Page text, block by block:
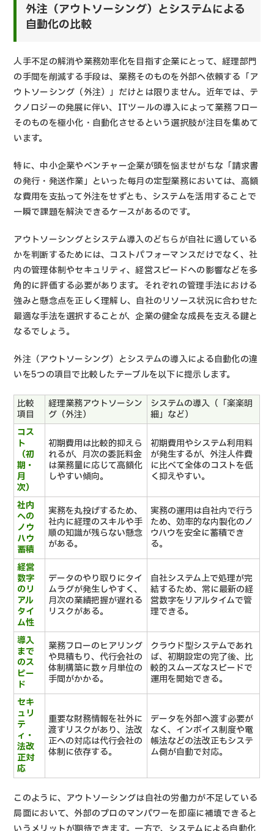
外注（アウトソーシング）とシステムによる
自動化の比較
人手不足の解消や業務効率化を目指す企業にとって、経理部門
の手間を削減する手段は、業務そのものを外部へ依頼する「ア
ウトソーシング（外注）」だけとは限りません。近年では、テ
クノロジーの発展に伴い、ITツールの導入によって業務フロー
そのものを極小化・自動化させるという選択肢が注目を集めて
います。
特に、中小企業やベンチャー企業が頭を悩ませがちな「請求書
の発行・発送作業」といった毎月の定型業務においては、高額
な費用を支払って外注をせずとも、システムを活用することで
一瞬で課題を解決できるケースがあるのです。
アウトソーシングとシステム導入のどちらが自社に適している
かを判断するためには、コストパフォーマンスだけでなく、社
内の管理体制やセキュリティ、経営スピードへの影響などを多
角的に評価する必要があります。それぞれの管理手法における
強みと懸念点を正しく理解し、自社のリソース状況に合わせた
最適な手法を選択することが、企業の健全な成長を支える鍵と
なるでしょう。
外注（アウトソーシング）とシステムの導入による自動化の違
いを5つの項目で比較したテーブルを以下に提示します。
比較
項目
経理業務アウトソーシン
グ（外注）
システムの導入（「楽楽明
細」など）
コス
ト
（初
期・
月
次）
初期費用は比較的抑えら
れるが、月次の委託料金
は業務量に応じて高額化
しやすい傾向。
初期費用やシステム利用料
が発生するが、外注人件費
に比べて全体のコストを低
く抑えやすい。
社内
への
ノウ
ハウ
蓄積
実務を丸投げするため、
社内に経理のスキルや手
順の知識が残らない懸念
がある。
実務の運用は自社内で行う
ため、効率的な内製化のノ
ウハウを安全に蓄積でき
る。
経営
数字
のリ
アル
タイ
ム性
データのやり取りにタイ
ムラグが発生しやすく、
月次の業績把握が遅れる
リスクがある。
自社システム上で処理が完
結するため、常に最新の経
営数字をリアルタイムで管
理できる。
導入
まで
のス
ピー
ド
業務フローのヒアリング
や見積もり、代行会社の
体制構築に数ヶ月単位の
手間がかかる。
クラウド型システムであれ
ば、初期設定の完了後、比
較的スムーズなスピードで
運用を開始できる。
セキ
ュリ
テ
ィ・
法改
正対
応
重要な財務情報を社外に
渡すリスクがあり、法改
正への対応は代行会社の
体制に依存する。
データを外部へ渡す必要が
なく、インボイス制度や電
帳法などの法改正もシステ
ム側が自動で対応。
このように、アウトソーシングは自社の労働力が不足している
局面において、外部のプロのマンパワーを即座に補填できると